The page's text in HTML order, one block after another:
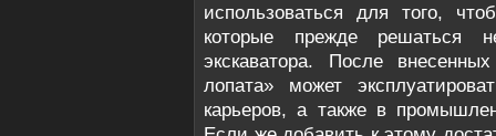
использоваться для того,
которые прежде
экскаватора. После
лопата» может
карьеров, а также в